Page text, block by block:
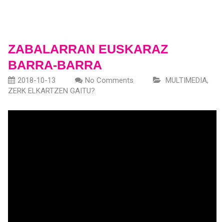
ZABALARRAN EUSKARAZ
BARRA-BARRA
2018-10-13 No Comments MULTIMEDIA,
ZERK ELKARTZEN GAITU?